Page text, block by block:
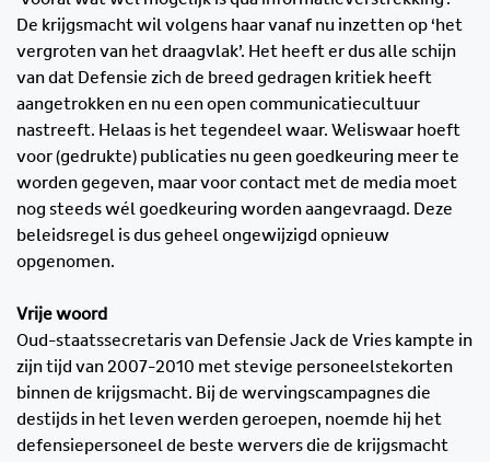
De krijgsmacht wil volgens haar vanaf nu inzetten op ‘het
vergroten van het draagvlak’. Het heeft er dus alle schijn
van dat Defensie zich de breed gedragen kritiek heeft
aangetrokken en nu een open communicatiecultuur
nastreeft. Helaas is het tegendeel waar. Weliswaar hoeft
voor (gedrukte) publicaties nu geen goedkeuring meer te
worden gegeven, maar voor contact met de media moet
nog steeds wél goedkeuring worden aangevraagd. Deze
beleidsregel is dus geheel ongewijzigd opnieuw
opgenomen.
Vrije woord
Oud-staatssecretaris van Defensie Jack de Vries kampte in
zijn tijd van 2007-2010 met stevige personeelstekorten
binnen de krijgsmacht. Bij de wervingscampagnes die
destijds in het leven werden geroepen, noemde hij het
defensiepersoneel de beste wervers die de krijgsmacht